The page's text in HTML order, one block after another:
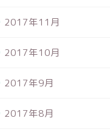
2017年11月
2017年10月
2017年9月
2017年8月